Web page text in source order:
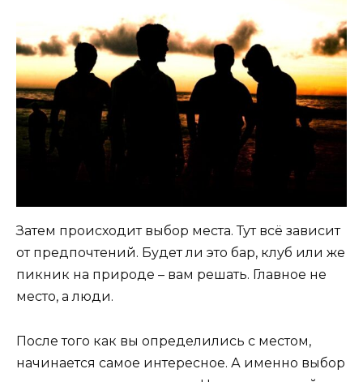
Затем происходит выбор места. Тут всё зависит
от предпочтений. Будет ли это бар, клуб или же
пикник на природе – вам решать. Главное не
место, а люди.
После того как вы определились с местом,
начинается самое интересное. А именно выбор